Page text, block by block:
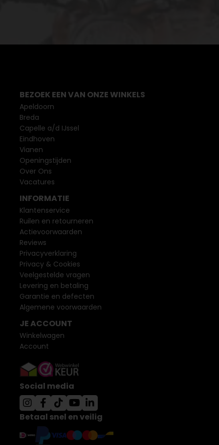
BEZOEK EEN VAN ONZE WINKELS
Apeldoorn
Breda
Capelle a/d IJssel
Eindhoven
Vianen
Openingstijden
Over Ons
Vacatures
INFORMATIE
Klantenservice
Ruilen en retourneren
Actievoorwaarden
Reviews
Privacyverklaring
Privacy & Cookies
Veelgestelde vragen
Levering en betaling
Garantie en defecten
Algemene voorwaarden
JE ACCOUNT
Winkelwagen
Account
Social media
Betaal snel en veilig